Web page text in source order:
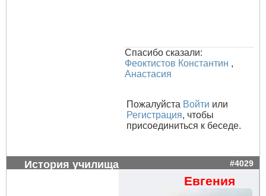
Спасибо сказали:
Феоктистов Константин ,
Анастасия
Пожалуйста Войти или
Регистрация, чтобы
присоединиться к беседе.
История училища #4029
Евгения